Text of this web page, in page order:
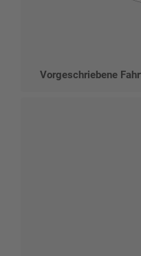
Vorgeschriebene